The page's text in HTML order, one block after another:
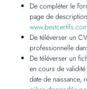
De compléter le
page de
De téléverser un
professionnelle
De téléverser un
en cours de
date de naissance,